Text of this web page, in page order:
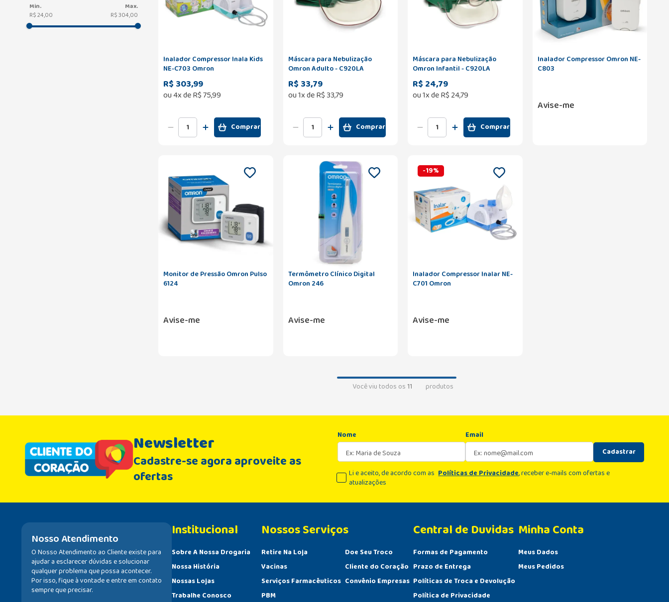
R$ 24,00 R$ 304,00
Inalador Compressor Inala Kids
NE-C703 Omron
R$ 303,99
ou4x deR$75,99
Comprar
Máscara para Nebulização
Omron Adulto - C920LA
R$ 33,79
ou1x deR$33,79
Comprar
Máscara para Nebulização
Omron Infantil - C920LA
R$ 24,79
ou1x deR$ 24,79
Comprar
Inalador Compressor Omron NE-
C803
Avise-me
Monitor de Pressão Omron Pulso
6124
Avise-me
Termômetro Clínico Digital
Omron 246
Avise-me
-19%
Inalador Compressor Inalar NE-
C701 Omron
Avise-me
Você viu todos os11 produtos
Newsletter
Cadastre-se agora aproveite as
ofertas
Nome
Email
Cadastrar
Li e aceito, de acordo com as Políticas de Privacidade, receber e-mails com ofertas e
atualizações
Nosso Atendimento
O Nosso Atendimento ao Cliente existe para
ajudar a esclarecer dúvidas e solucionar
qualquer problema que possa acontecer.
Por isso, fique à vontade e entre em contato
sempre que precisar.
Institucional
Sobre A Nossa Drogaria
Nossa História
Nossas Lojas
Trabalhe Conosco
Retire Na Loja
Vacinas
Serviços Farmacêuticos
PBM
Doe Seu Troco
Cliente do Coração
Convênio Empresas
Central de Duvidas
Formas de Pagamento
Prazo de Entrega
Políticas de Troca e Devolução
Política de Privacidade
Minha Conta
Meus Dados
Meus Pedidos